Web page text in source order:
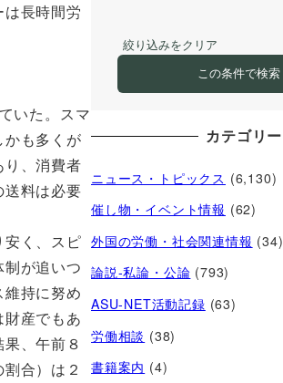
長時間労
いた。スマ
も多くが
、消費者
料は必要
く、スピ
が追いつ
持に努め
産でもあ
、午前８
合）は２
絞り込みをクリア
この条件で検索
カテゴリー
ニュース・トピックス (6,130)
催し物・イベント情報 (62)
外国の労働・社会関連情報 (34)
論説-私論・公論 (793)
ASU-NET活動記録 (63)
労働相談 (38)
書籍案内 (4)